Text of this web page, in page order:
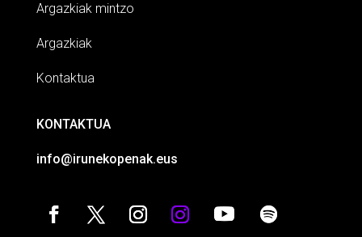
Argazkiak mintzo
Argazkiak
Kontaktua
KONTAKTUA
info@irunekopenak.eus